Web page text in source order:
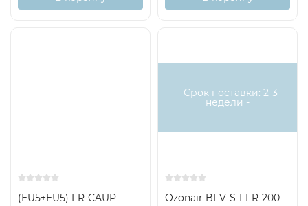
(EU5+EU5) FR-CAUP
- Срок поставки: 2-3
недели -
Ozonair BFV-S-FFR-200-